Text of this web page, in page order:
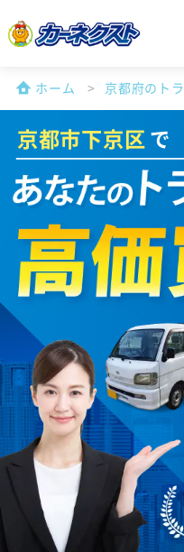
ホーム 京都府のト
京都市下京区で